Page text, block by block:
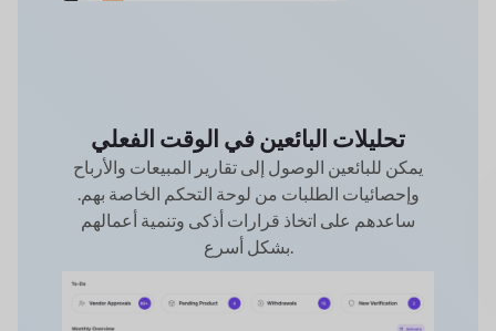
تحليلات البائعين في الوقت الفعلي
يمكن للبائعين الوصول إلى تقارير المبيعات والأرباح
وإحصائيات الطلبات من لوحة التحكم الخاصة بهم.
ساعدهم على اتخاذ قرارات أذكى وتنمية أعمالهم
بشكل أسرع.